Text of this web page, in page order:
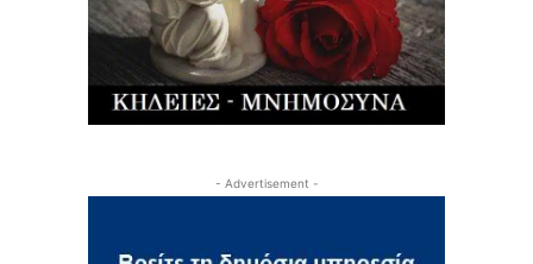
- Advertisement -